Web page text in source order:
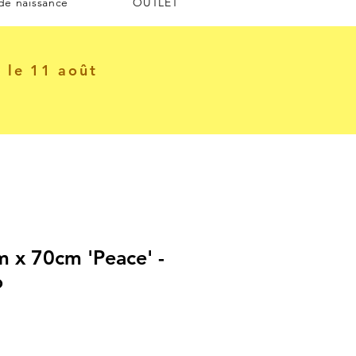
le 11 août
x 70cm 'Peace' -